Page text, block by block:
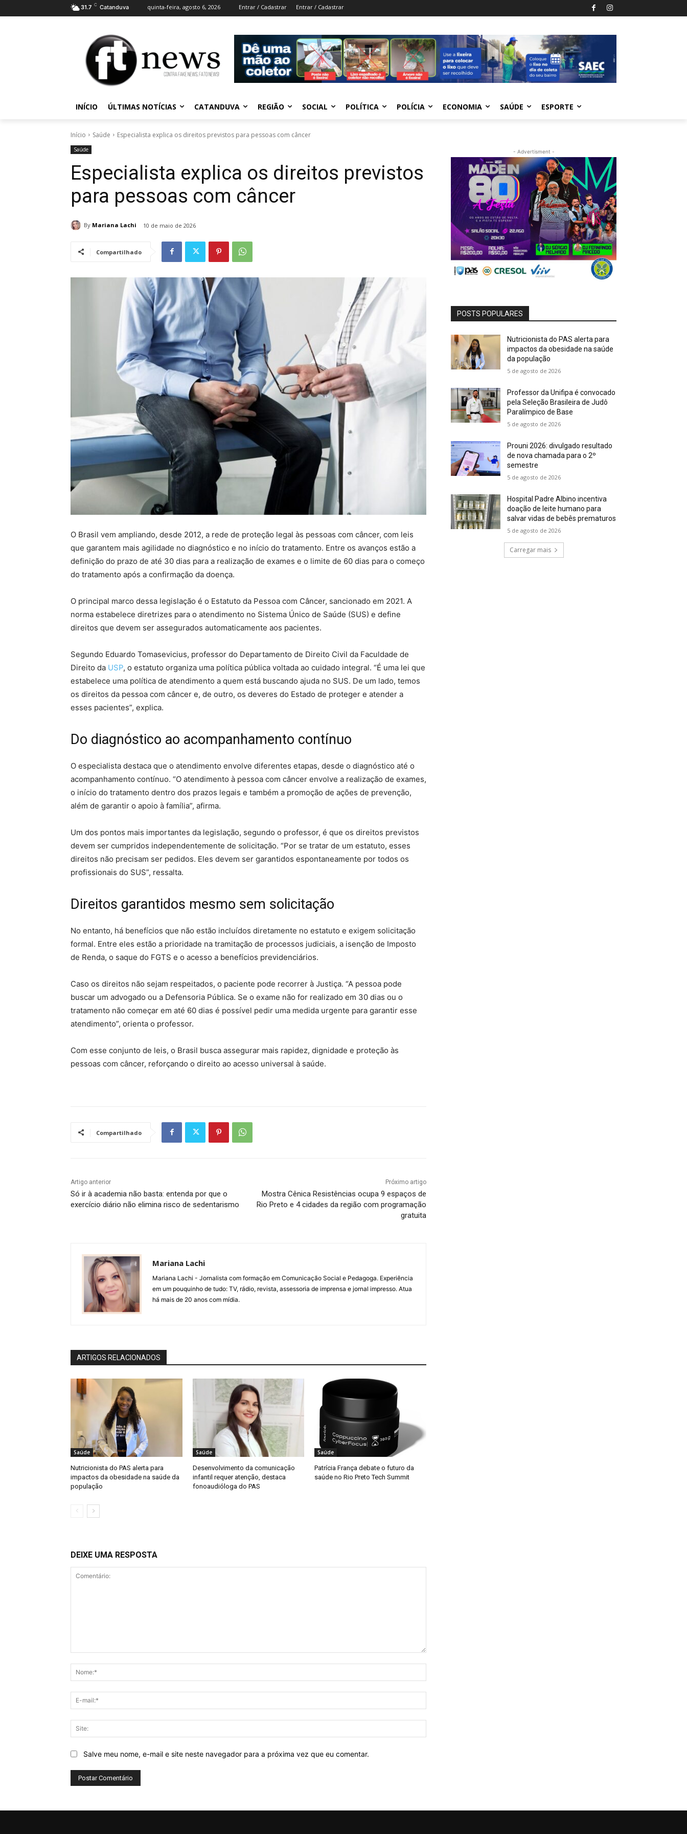
31.7 C Catanduva quinta-feira, agosto 6, 2026 Entrar / Cadastrar Entrar / Cadastrar
INÍCIO ÚLTIMAS NOTÍCIAS CATANDUVA REGIÃO SOCIAL POLÍTICA POLÍCIA ECONOMIA SAÚDE ESPORTE
Início Saúde Especialista explica os direitos previstos para pessoas com câncer
Saúde
Especialista explica os direitos previstos
para pessoas com câncer
By Mariana Lachi 10 de maio de 2026
Compartilhado
O Brasil vem ampliando, desde 2012, a rede de proteção legal às pessoas com câncer, com leis
que garantem mais agilidade no diagnóstico e no início do tratamento. Entre os avanços estão a
definição do prazo de até 30 dias para a realização de exames e o limite de 60 dias para o começo
do tratamento após a confirmação da doença.
O principal marco dessa legislação é o Estatuto da Pessoa com Câncer, sancionado em 2021. A
norma estabelece diretrizes para o atendimento no Sistema Único de Saúde (SUS) e define
direitos que devem ser assegurados automaticamente aos pacientes.
Segundo Eduardo Tomasevicius, professor do Departamento de Direito Civil da Faculdade de
Direito da USP, o estatuto organiza uma política pública voltada ao cuidado integral. “É uma lei que
estabelece uma política de atendimento a quem está buscando ajuda no SUS. De um lado, temos
os direitos da pessoa com câncer e, de outro, os deveres do Estado de proteger e atender a
esses pacientes”, explica.
Do diagnóstico ao acompanhamento contínuo
O especialista destaca que o atendimento envolve diferentes etapas, desde o diagnóstico até o
acompanhamento contínuo. “O atendimento à pessoa com câncer envolve a realização de exames,
o início do tratamento dentro dos prazos legais e também a promoção de ações de prevenção,
além de garantir o apoio à família”, afirma.
Um dos pontos mais importantes da legislação, segundo o professor, é que os direitos previstos
devem ser cumpridos independentemente de solicitação. “Por se tratar de um estatuto, esses
direitos não precisam ser pedidos. Eles devem ser garantidos espontaneamente por todos os
profissionais do SUS”, ressalta.
Direitos garantidos mesmo sem solicitação
No entanto, há benefícios que não estão incluídos diretamente no estatuto e exigem solicitação
formal. Entre eles estão a prioridade na tramitação de processos judiciais, a isenção de Imposto
de Renda, o saque do FGTS e o acesso a benefícios previdenciários.
Caso os direitos não sejam respeitados, o paciente pode recorrer à Justiça. “A pessoa pode
buscar um advogado ou a Defensoria Pública. Se o exame não for realizado em 30 dias ou o
tratamento não começar em até 60 dias é possível pedir uma medida urgente para garantir esse
atendimento”, orienta o professor.
Com esse conjunto de leis, o Brasil busca assegurar mais rapidez, dignidade e proteção às
pessoas com câncer, reforçando o direito ao acesso universal à saúde.
Compartilhado
Artigo anterior
Só ir à academia não basta: entenda por que o
exercício diário não elimina risco de sedentarismo
Próximo artigo
Mostra Cênica Resistências ocupa 9 espaços de
Rio Preto e 4 cidades da região com programação
gratuita
Mariana Lachi
Mariana Lachi - Jornalista com formação em Comunicação Social e Pedagoga. Experiência
em um pouquinho de tudo: TV, rádio, revista, assessoria de imprensa e jornal impresso. Atua
há mais de 20 anos com mídia.
ARTIGOS RELACIONADOS
Saúde
Nutricionista do PAS alerta para
impactos da obesidade na saúde da
população
Saúde
Desenvolvimento da comunicação
infantil requer atenção, destaca
fonoaudióloga do PAS
Saúde
Patrícia França debate o futuro da
saúde no Rio Preto Tech Summit
DEIXE UMA RESPOSTA
mail:*
Salve meu nome, e-mail e site neste navegador para a próxima vez que eu comentar.
- Advertisment -
POSTS POPULARES
Nutricionista do PAS alerta para
impactos da obesidade na saúde
da população
5 de agosto de 2026
Professor da Unifipa é convocado
pela Seleção Brasileira de Judô
Paralímpico de Base
5 de agosto de 2026
Prouni 2026: divulgado resultado
de nova chamada para o 2º
semestre
5 de agosto de 2026
Hospital Padre Albino incentiva
doação de leite humano para
salvar vidas de bebês prematuros
5 de agosto de 2026
Carregar mais